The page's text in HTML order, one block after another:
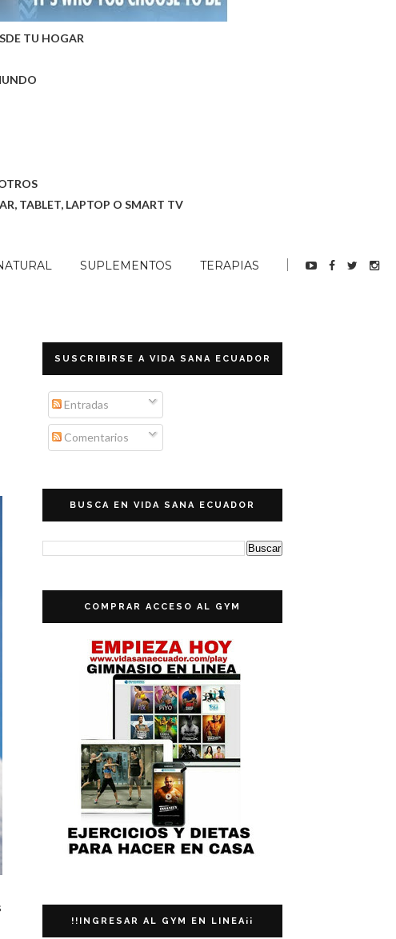
TU HOGAR
TABLET, LAPTOP O SMART TV
SUPLEMENTOS TERAPIAS
SUSCRIBIRSE A VIDA SANA ECUADOR
Entradas
Comentarios
BUSCA EN VIDA SANA ECUADOR
COMPRAR ACCESO AL GYM
!!INGRESAR AL GYM EN LINEA¡¡